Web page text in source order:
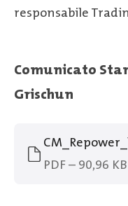
responsabile
Comunicato
Grischun
PDF – 90,96 KB